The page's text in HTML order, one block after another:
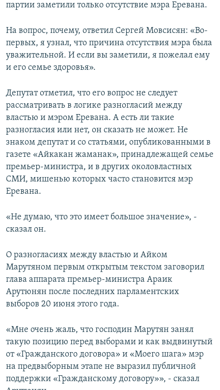
партии заметили только отсутствие мэра Еревана.
На вопрос, почему, ответил Сергей Мовсисян: «Во-
первых, я узнал, что причина отсутствия мэра была
уважительной. И если вы заметили, я пожелал ему
и его семье здоровья».
Депутат отметил, что его вопрос не следует
рассматривать в логике разногласий между
властью и мэром Еревана. А есть ли такие
разногласия или нет, он сказать не может. Не
знаком депутат и со статьями, опубликованными в
газете «Айкакан жаманак», принадлежащей семье
премьер-министра, и в других околовластных
СМИ, мишенью которых часто становится мэр
Еревана.
«Не думаю, что это имеет большое значение», -
сказал он.
О разногласиях между властью и Айком
Марутяном первым открытым текстом заговорил
глава аппарата премьер-министра Араик
Арутюнян после последних парламентских
выборов 20 июня этого года.
«Мне очень жаль, что господин Марутян занял
такую позицию перед выборами и как выдвинутый
от «Гражданского договора» и «Моего шага» мэр
на предвыборным этапе не выразил публичной
поддержки «Гражданскому договору»», - сказал